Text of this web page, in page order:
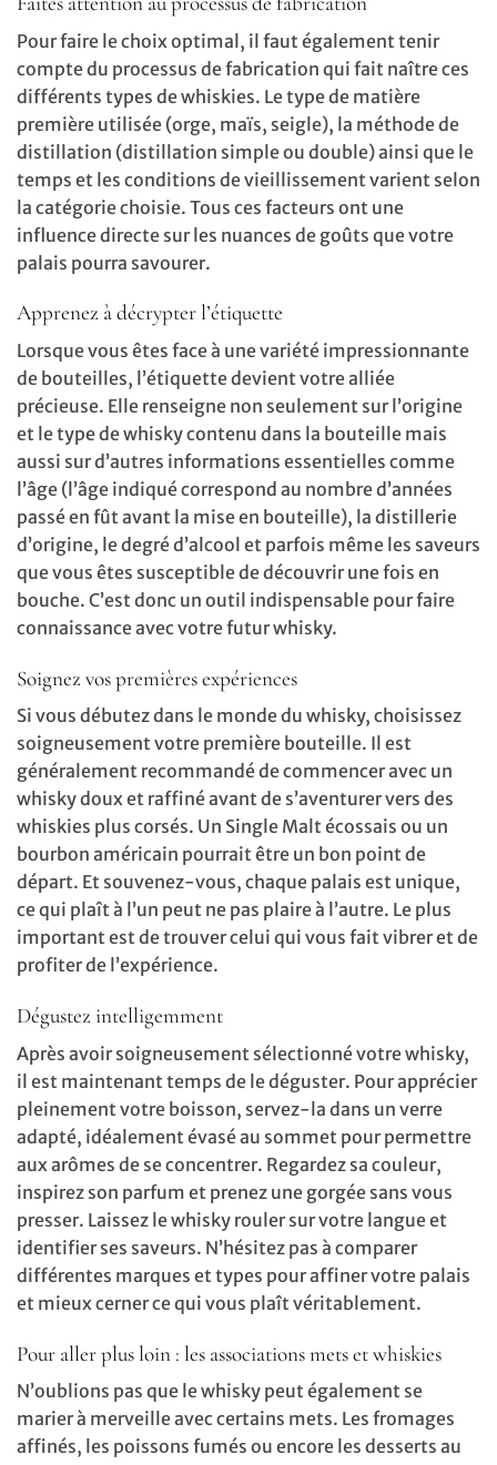
Pour faire le choix optimal, il faut également tenir
compte du processus de fabrication qui fait naître ces
différents types de whiskies. Le type de matière
première utilisée (orge, maïs, seigle), la méthode de
distillation (distillation simple ou double) ainsi que le
temps et les conditions de vieillissement varient selon
la catégorie choisie. Tous ces facteurs ont une
influence directe sur les nuances de goûts que votre
palais pourra savourer.
Apprenez à décrypter l’étiquette
Lorsque vous êtes face à une variété impressionnante
de bouteilles, l’étiquette devient votre alliée
précieuse. Elle renseigne non seulement sur l’origine
et le type de whisky contenu dans la bouteille mais
aussi sur d’autres informations essentielles comme
l’âge (l’âge indiqué correspond au nombre d’années
passé en fût avant la mise en bouteille), la distillerie
d’origine, le degré d’alcool et parfois même les saveurs
que vous êtes susceptible de découvrir une fois en
bouche. C’est donc un outil indispensable pour faire
connaissance avec votre futur whisky.
Soignez vos premières expériences
Si vous débutez dans le monde du whisky, choisissez
soigneusement votre première bouteille. Il est
généralement recommandé de commencer avec un
whisky doux et raffiné avant de s’aventurer vers des
whiskies plus corsés. Un Single Malt écossais ou un
bourbon américain pourrait être un bon point de
départ. Et souvenez-vous, chaque palais est unique,
ce qui plaît à l’un peut ne pas plaire à l’autre. Le plus
important est de trouver celui qui vous fait vibrer et de
profiter de l’expérience.
Dégustez intelligemment
Après avoir soigneusement sélectionné votre whisky,
il est maintenant temps de le déguster. Pour apprécier
pleinement votre boisson, servez-la dans un verre
adapté, idéalement évasé au sommet pour permettre
aux arômes de se concentrer. Regardez sa couleur,
inspirez son parfum et prenez une gorgée sans vous
presser. Laissez le whisky rouler sur votre langue et
identifier ses saveurs. N’hésitez pas à comparer
différentes marques et types pour affiner votre palais
et mieux cerner ce qui vous plaît véritablement.
Pour aller plus loin : les associations mets et whiskies
N’oublions pas que le whisky peut également se
marier à merveille avec certains mets. Les fromages
affinés, les poissons fumés ou encore les desserts au